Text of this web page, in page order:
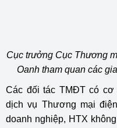
Cục trưởng Cục Thương
Oanh tham quan các
Các đối tác TMĐT có
dịch vụ Thương mại
doanh nghiệp, HTX